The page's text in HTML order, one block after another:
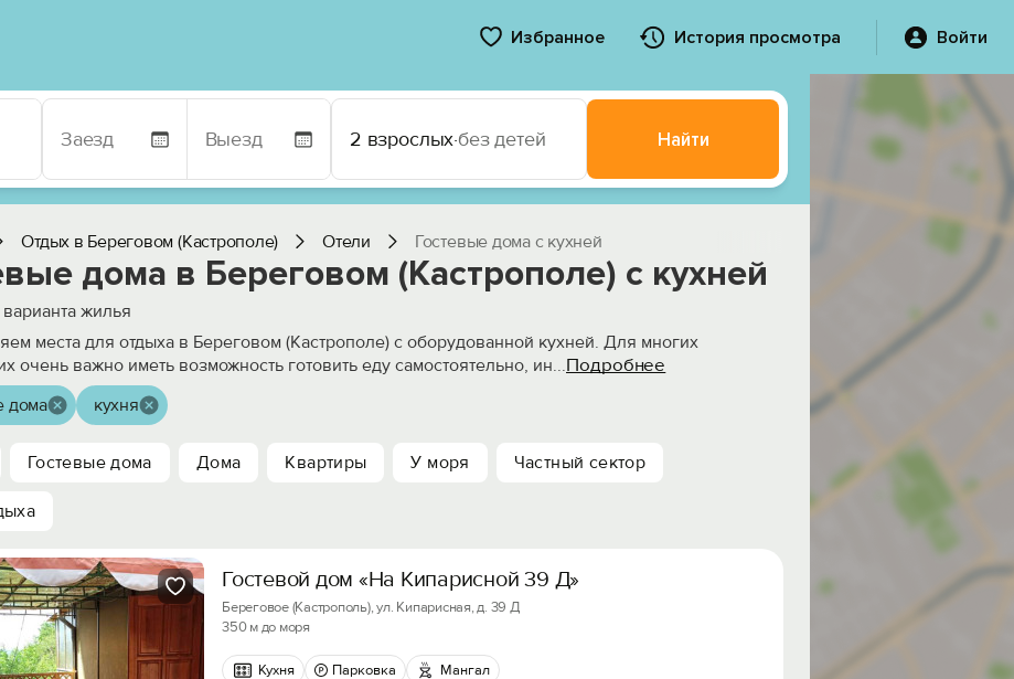
Избранное История просмотра Войти
2 взрослых·без детей Найти
Отдых в Береговом (Кастрополе) Отели Гостевые дома с кухней
дома в Береговом (Кастрополе) с кухней
варианта жилья
места для отдыха в Береговом (Кастрополе) с оборудованной кухней. Для многих
очень важно иметь возможность готовить еду самостоятельно, ин...Подробнее
дома кухня
Гостевые дома Дома Квартиры У моря Частный сектор
Гостевой дом «На Кипарисной 39 Д»
Береговое (Кастрополь), ул. Кипарисная, д. 39 Д
350 м до моря
Кухня Парковка Мангал